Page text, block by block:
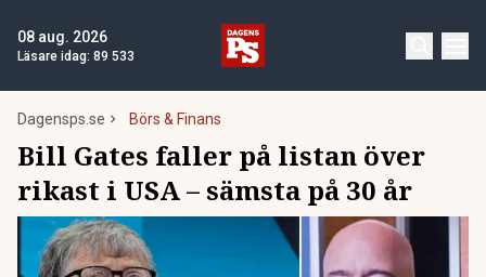
08 aug. 2026
Läsare idag: 89 533
Dagensps.se Börs & Finans
Bill Gates faller på listan över
rikast i USA – sämsta på 30 år